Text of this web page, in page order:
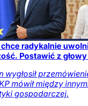
radykalnie
Postawić z
wygłosił
mówił między
gospodarczej.